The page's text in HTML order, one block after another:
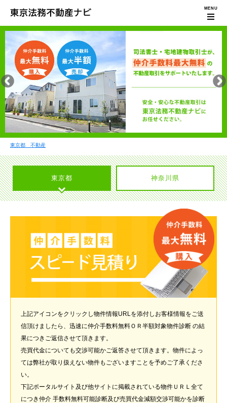
東京都 不動産
東京都 神奈川県
上記アイコンをクリックし物件情報URLを添付しお客様情報をご送
信頂けましたら、迅速に仲介手数料無料ＯＲ半額対象物件診断 の結
果につきご返信させて頂きます。
売買代金についても交渉可能かご返答させて頂きます。物件によっ
ては弊社が取り扱えない物件もございますことを予めご了承くださ
い。
下記ポータルサイト及び他サイトに掲載されている物件ＵＲＬ全て
につき仲介 手数料無料可能診断及び売買代金減額交渉可能かを診断